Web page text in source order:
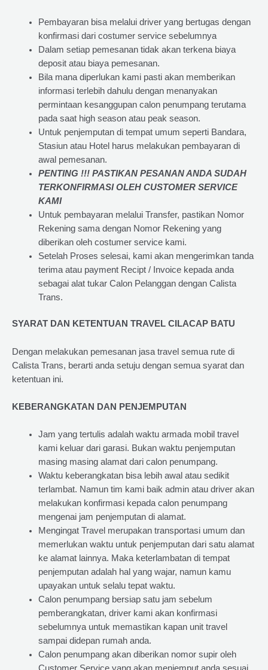
Pembayaran bisa melalui driver yang bertugas dengan
konfirmasi dari costumer service sebelumnya
Dalam setiap pemesanan tidak akan terkena biaya
deposit atau biaya pemesanan.
Bila mana diperlukan kami pasti akan memberikan
informasi terlebih dahulu dengan menanyakan
permintaan kesanggupan calon penumpang terutama
pada saat high season atau peak season.
Untuk penjemputan di tempat umum seperti Bandara,
Stasiun atau Hotel harus melakukan pembayaran di
awal pemesanan.
PENTING !!! PASTIKAN PESANAN ANDA SUDAH
TERKONFIRMASI OLEH CUSTOMER SERVICE
KAMI
Untuk pembayaran melalui Transfer, pastikan Nomor
Rekening sama dengan Nomor Rekening yang
diberikan oleh costumer service kami.
Setelah Proses selesai, kami akan mengerimkan tanda
terima atau payment Recipt / Invoice kepada anda
sebagai alat tukar Calon Pelanggan dengan Calista
Trans.
SYARAT DAN KETENTUAN TRAVEL CILACAP BATU
Dengan melakukan pemesanan jasa travel semua rute di
Calista Trans, berarti anda setuju dengan semua syarat dan
ketentuan ini.
KEBERANGKATAN DAN PENJEMPUTAN
Jam yang tertulis adalah waktu armada mobil travel
kami keluar dari garasi. Bukan waktu penjemputan
masing masing alamat dari calon penumpang.
Waktu keberangkatan bisa lebih awal atau sedikit
terlambat. Namun tim kami baik admin atau driver akan
melakukan konfirmasi kepada calon penumpang
mengenai jam penjemputan di alamat.
Mengingat Travel merupakan transportasi umum dan
memerlukan waktu untuk penjemputan dari satu alamat
ke alamat lainnya. Maka keterlambatan di tempat
penjemputan adalah hal yang wajar, namun kamu
upayakan untuk selalu tepat waktu.
Calon penumpang bersiap satu jam sebelum
pemberangkatan, driver kami akan konfirmasi
sebelumnya untuk memastikan kapan unit travel
sampai didepan rumah anda.
Calon penumpang akan diberikan nomor supir oleh